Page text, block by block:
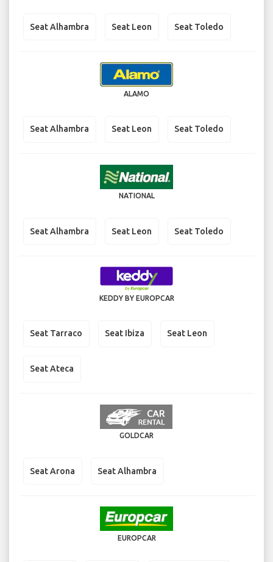
Seat Alhambra Seat Leon Seat Toledo
ALAMO
Seat Alhambra Seat Leon Seat Toledo
NATIONAL
Seat Alhambra Seat Leon Seat Toledo
KEDDY BY EUROPCAR
Seat Tarraco Seat Ibiza Seat Leon
Seat Ateca
GOLDCAR
Seat Arona Seat Alhambra
EUROPCAR